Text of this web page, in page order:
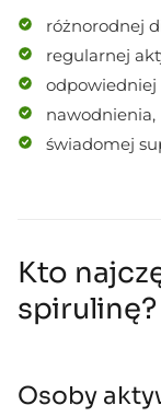
różnorodnej
regularnej
odpowiedniej
nawodnienia,
świadomej
Kto
spirulinę?
Osoby